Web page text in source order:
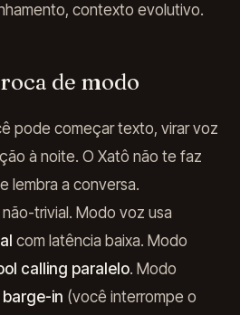
contexto evolutivo.
de modo
pode começar texto, virar voz
à noite. O Xatô não te faz
a conversa.
trivial. Modo voz usa
com latência baixa. Modo
calling paralelo. Modo
barge-in (você interrompe o